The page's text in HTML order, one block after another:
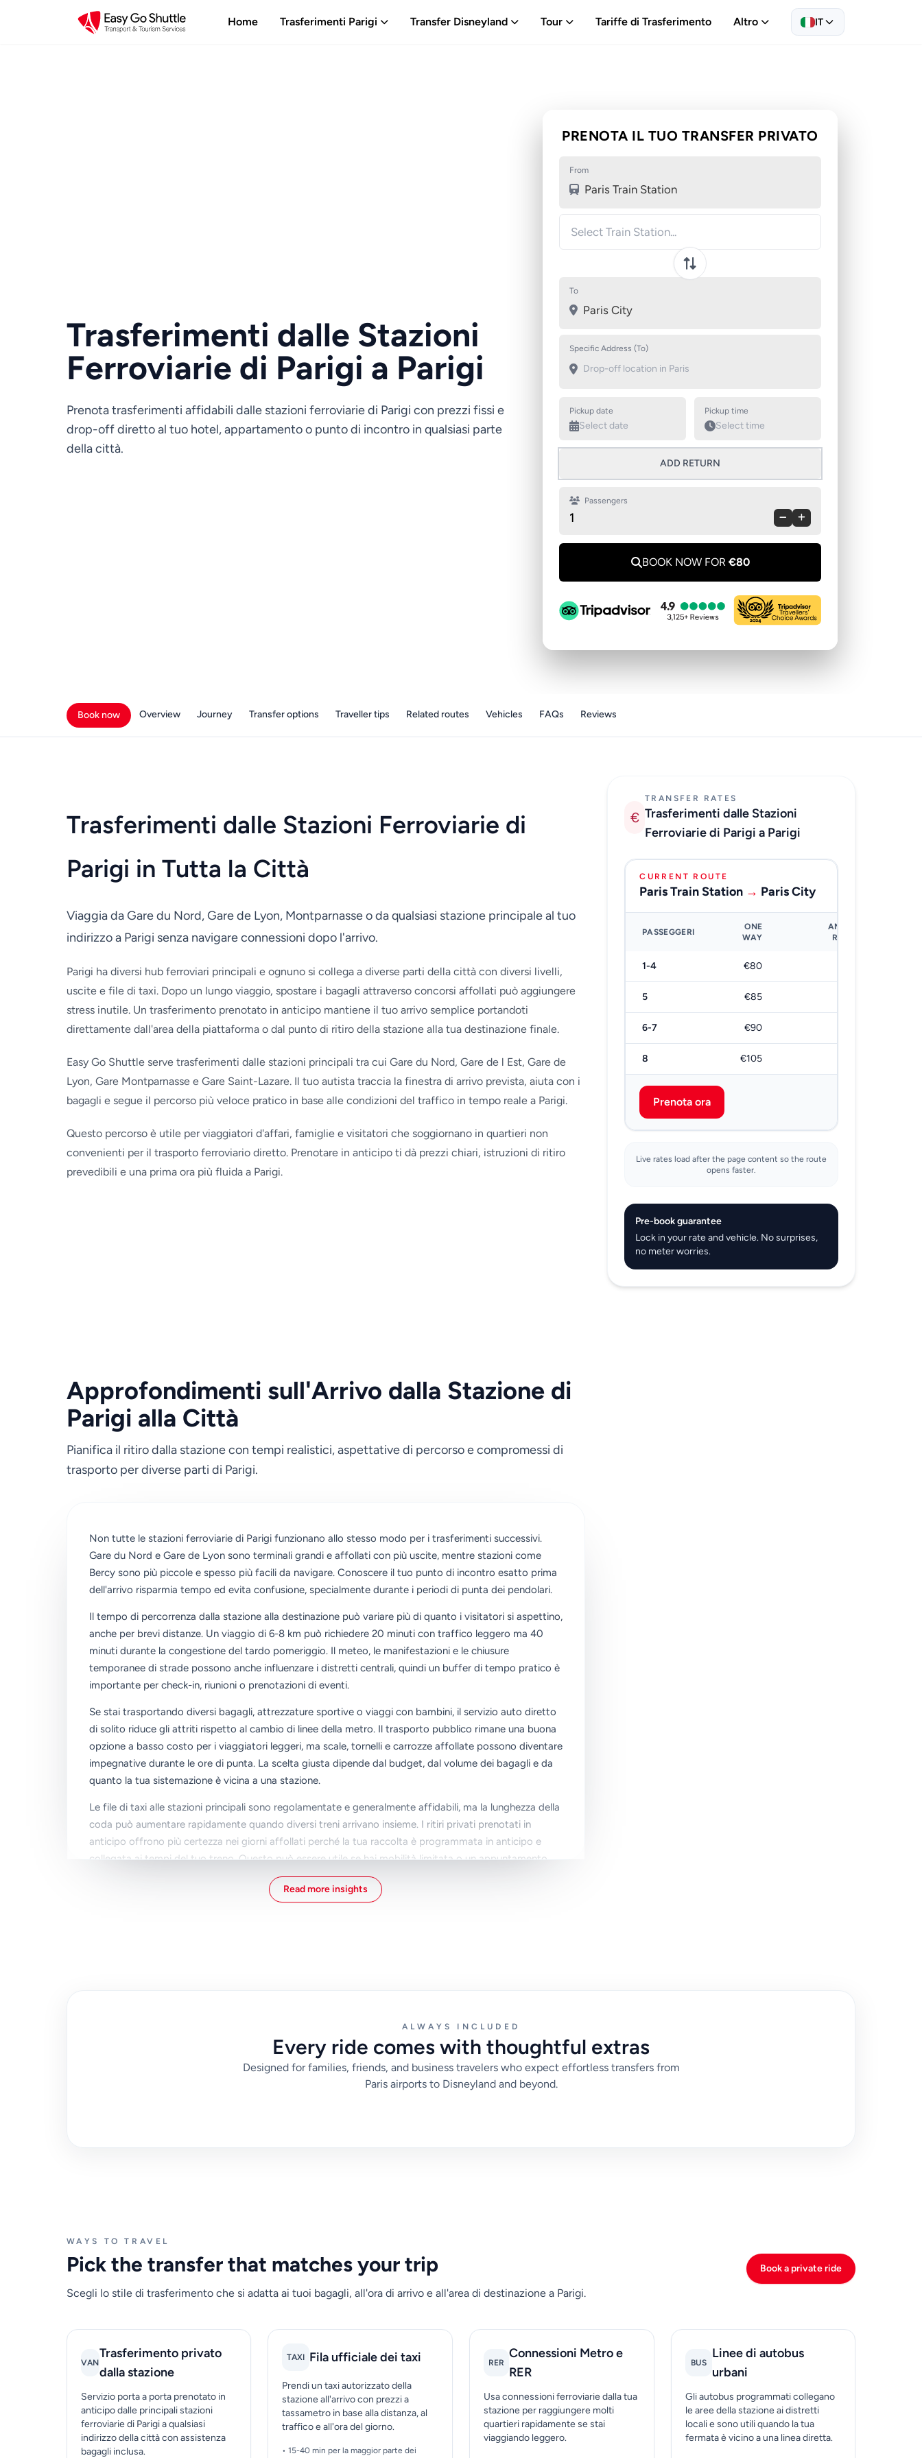
Home Trasferimenti Parigi Transfer Disneyland Tour Tariffe di Trasferimento Altro IT
Trasferimenti dalle Stazioni
Ferroviarie di Parigi a Parigi
Prenota trasferimenti affidabili dalle stazioni ferroviarie di Parigi con prezzi fissi e
drop-off diretto al tuo hotel, appartamento o punto di incontro in qualsiasi parte
della città.
PRENOTA IL TUO TRANSFER PRIVATO
From
Paris Train Station
Swap pickup and destination
To
Paris City
Specific Address (To)
Pickup date Pickup time
ADD RETURN
Passengers
1
BOOK NOW FOR €80
Book now Overview Journey Transfer options Traveller tips Related routes Vehicles FAQs Reviews
Trasferimenti dalle Stazioni Ferroviarie di
Parigi in Tutta la Città
Viaggia da Gare du Nord, Gare de Lyon, Montparnasse o da qualsiasi stazione principale al tuo
indirizzo a Parigi senza navigare connessioni dopo l'arrivo.
Parigi ha diversi hub ferroviari principali e ognuno si collega a diverse parti della città con diversi livelli,
uscite e file di taxi. Dopo un lungo viaggio, spostare i bagagli attraverso concorsi affollati può aggiungere
stress inutile. Un trasferimento prenotato in anticipo mantiene il tuo arrivo semplice portandoti
direttamente dall'area della piattaforma o dal punto di ritiro della stazione alla tua destinazione finale.
Easy Go Shuttle serve trasferimenti dalle stazioni principali tra cui Gare du Nord, Gare de l Est, Gare de
Lyon, Gare Montparnasse e Gare Saint-Lazare. Il tuo autista traccia la finestra di arrivo prevista, aiuta con i
bagagli e segue il percorso più veloce pratico in base alle condizioni del traffico in tempo reale a Parigi.
Questo percorso è utile per viaggiatori d'affari, famiglie e visitatori che soggiornano in quartieri non
convenienti per il trasporto ferroviario diretto. Prenotare in anticipo ti dà prezzi chiari, istruzioni di ritiro
prevedibili e una prima ora più fluida a Parigi.
€
TRANSFER RATES
Trasferimenti dalle Stazioni
Ferroviarie di Parigi a Parigi
CURRENT ROUTE
Paris Train Station → Paris City
PASSEGGERI
ONE
WAY
ANDATA E
RITORNO
1-4 €80
5 €85
6-7 €90
8 €105
Prenota ora
Live rates load after the page content so the route
opens faster.
Pre-book guarantee
Lock in your rate and vehicle. No surprises,
no meter worries.
Approfondimenti sull'Arrivo dalla Stazione di
Parigi alla Città
Pianifica il ritiro dalla stazione con tempi realistici, aspettative di percorso e compromessi di
trasporto per diverse parti di Parigi.
Non tutte le stazioni ferroviarie di Parigi funzionano allo stesso modo per i trasferimenti successivi.
Gare du Nord e Gare de Lyon sono terminali grandi e affollati con più uscite, mentre stazioni come
Bercy sono più piccole e spesso più facili da navigare. Conoscere il tuo punto di incontro esatto prima
dell'arrivo risparmia tempo ed evita confusione, specialmente durante i periodi di punta dei pendolari.
Il tempo di percorrenza dalla stazione alla destinazione può variare più di quanto i visitatori si aspettino,
anche per brevi distanze. Un viaggio di 6-8 km può richiedere 20 minuti con traffico leggero ma 40
minuti durante la congestione del tardo pomeriggio. Il meteo, le manifestazioni e le chiusure
temporanee di strade possono anche influenzare i distretti centrali, quindi un buffer di tempo pratico è
importante per check-in, riunioni o prenotazioni di eventi.
Se stai trasportando diversi bagagli, attrezzature sportive o viaggi con bambini, il servizio auto diretto
di solito riduce gli attriti rispetto al cambio di linee della metro. Il trasporto pubblico rimane una buona
opzione a basso costo per i viaggiatori leggeri, ma scale, tornelli e carrozze affollate possono diventare
impegnative durante le ore di punta. La scelta giusta dipende dal budget, dal volume dei bagagli e da
quanto la tua sistemazione è vicina a una stazione.
Le file di taxi alle stazioni principali sono regolamentate e generalmente affidabili, ma la lunghezza della
coda può aumentare rapidamente quando diversi treni arrivano insieme. I ritiri privati prenotati in
anticipo offrono più certezza nei giorni affollati perché la tua raccolta è programmata in anticipo e
collegata ai tempi del tuo treno. Questo può essere utile se hai mobilità limitata o un appuntamento
Prima del viaggio, tieni il numero del treno, l'ora di arrivo e l'indirizzo di destinazione pronti in un unico
Read more insights
ALWAYS INCLUDED
Every ride comes with thoughtful extras
Designed for families, friends, and business travelers who expect effortless transfers from
Paris airports to Disneyland and beyond.
WAYS TO TRAVEL
Pick the transfer that matches your trip
Scegli lo stile di trasferimento che si adatta ai tuoi bagagli, all'ora di arrivo e all'area di destinazione a Parigi.
Book a private ride
VAN
Trasferimento privato
dalla stazione
Servizio porta a porta prenotato in
anticipo dalle principali stazioni
ferroviarie di Parigi a qualsiasi
indirizzo della città con assistenza
bagagli inclusa.
TAXI Fila ufficiale dei taxi
Prendi un taxi autorizzato della
stazione all'arrivo con prezzi a
tassametro in base alla distanza, al
traffico e all'ora del giorno.
• 15-40 min per la maggior parte dei
RER
Connessioni Metro e
RER
Usa connessioni ferroviarie dalla tua
stazione per raggiungere molti
quartieri rapidamente se stai
viaggiando leggero.
BUS
Linee di autobus
urbani
Gli autobus programmati collegano
le aree della stazione ai distretti
locali e sono utili quando la tua
fermata è vicino a una linea diretta.